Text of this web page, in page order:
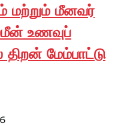
மற்றும் மீனவர்
உணவுப்
மேம்பாட்டு